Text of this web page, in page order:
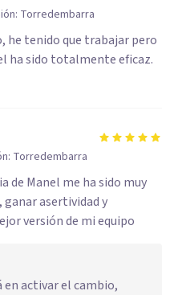
Torredembarra
he tenido que trabajar pero
ha sido totalmente eficaz.
Torredembarra
de Manel me ha sido muy
asertividad y
versión de mi equipo
en activar el cambio,